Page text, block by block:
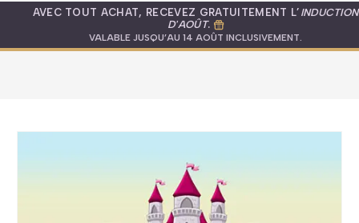
AVEC TOUT ACHAT, RECEVEZ GRATUITEMENT L’ INDUCTION
D'AOÛT.
VALABLE JUSQU’AU 14 AOÛT INCLUSIVEMENT.